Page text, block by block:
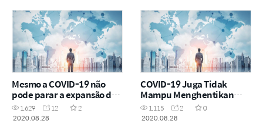
Mesmo a COVID-19 não
pode parar a expansão da
Atomy no exterior
1,629 12
2
2020.08.28
COVID-19 Juga Tidak
Mampu Menghentikan
Can’t Stop Perluasan
Pasaran Luar Negara
1,115 2
0
2020.08.28